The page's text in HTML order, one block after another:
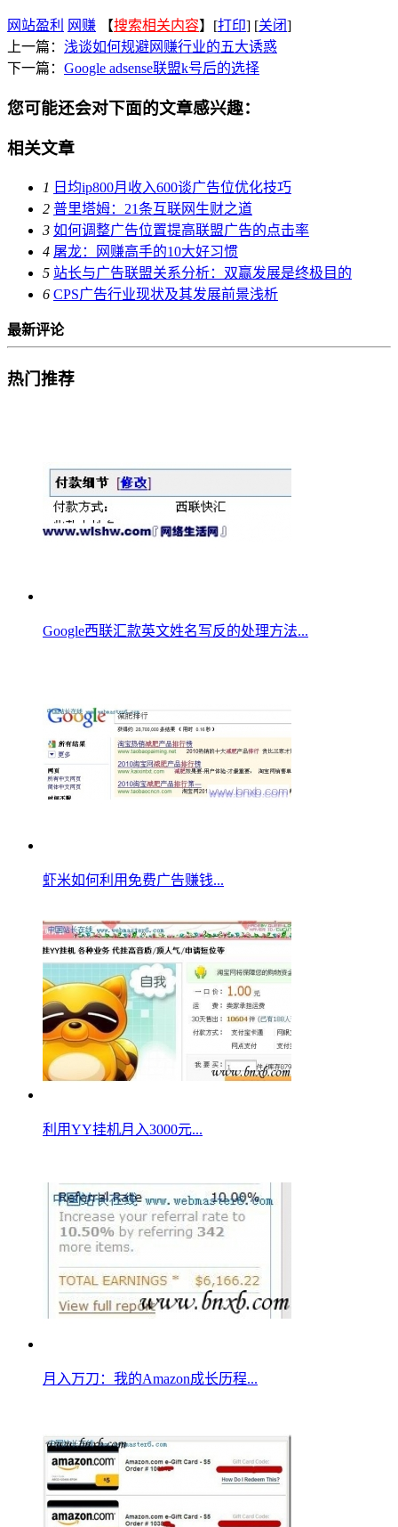
网站盈利 网赚 【搜索相关内容】[打印] [关闭]
上一篇： 浅谈如何规避网赚行业的五大诱惑
下一篇： Google adsense联盟k号后的选择
您可能还会对下面的文章感兴趣：
相关文章
1 日均ip800月收入600谈广告位优化技巧
2 普里塔姆：21条互联网生财之道
3 如何调整广告位置提高联盟广告的点击率
4 屠龙：网赚高手的10大好习惯
5 站长与广告联盟关系分析：双赢发展是终极目的
6 CPS广告行业现状及其发展前景浅析
最新评论
热门推荐
Google西联汇款英文姓名写反的处理方法...
虾米如何利用免费广告赚钱...
利用YY挂机月入3000元...
月入万刀：我的Amazon成长历程...